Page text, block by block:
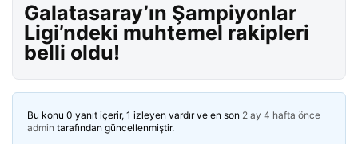
Galatasaray’ın Şampiyonlar
Ligi’ndeki muhtemel rakipleri
belli oldu!
Bu konu 0 yanıt içerir, 1 izleyen vardır ve en son 2 ay 4 hafta önce
admin tarafından güncellenmiştir.